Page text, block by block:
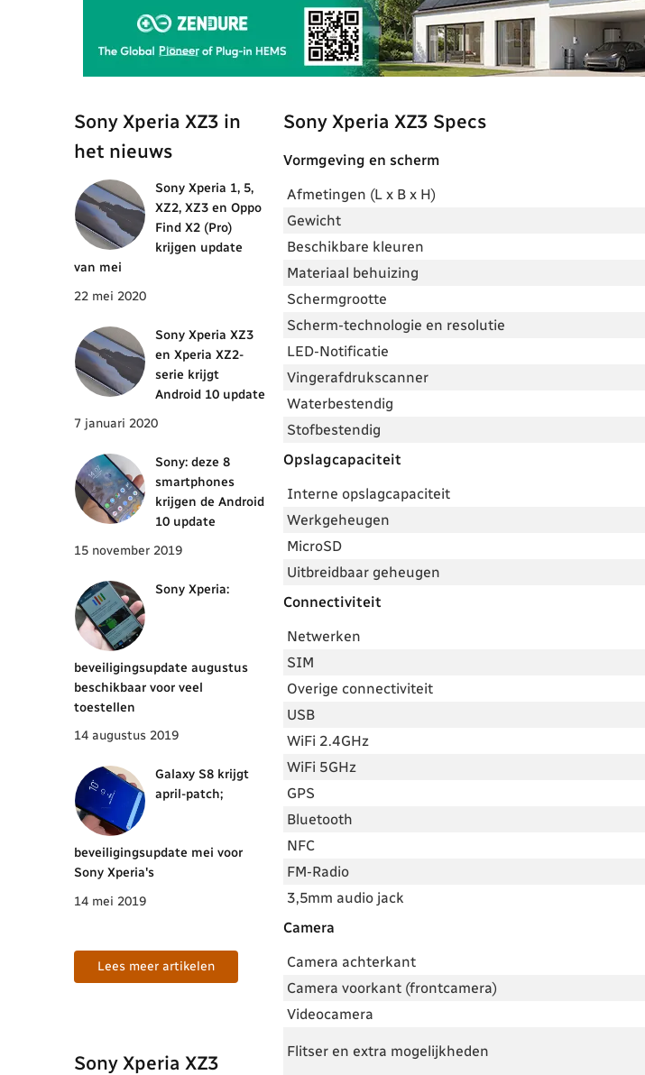
Sony Xperia XZ3 in
het nieuws
Sony Xperia 1, 5,
XZ2, XZ3 en Oppo
Find X2 (Pro)
krijgen update
van mei
22 mei 2020
Sony Xperia XZ3
en Xperia XZ2-
serie krijgt
Android 10 update
7 januari 2020
Sony: deze 8
smartphones
krijgen de Android
10 update
15 november 2019
Sony Xperia:
beveiligingsupdate augustus
beschikbaar voor veel
toestellen
14 augustus 2019
Galaxy S8 krijgt
april-patch;
beveiligingsupdate mei voor
Sony Xperia's
14 mei 2019
Lees meer artikelen
Sony Xperia XZ3
Sony Xperia XZ3 Specs
Vormgeving en scherm
Afmetingen (L x B x H)
Gewicht
Beschikbare kleuren
Materiaal behuizing
Schermgrootte
Scherm-technologie en resolutie
LED-Notificatie
Vingerafdrukscanner
Waterbestendig
Stofbestendig
Opslagcapaciteit
Interne opslagcapaciteit
Werkgeheugen
MicroSD
Uitbreidbaar geheugen
Connectiviteit
Netwerken
SIM
Overige connectiviteit
USB
WiFi 2.4GHz
WiFi 5GHz
GPS
Bluetooth
NFC
FM-Radio
3,5mm audio jack
Camera
Camera achterkant
Camera voorkant (frontcamera)
Videocamera
Flitser en extra mogelijkheden